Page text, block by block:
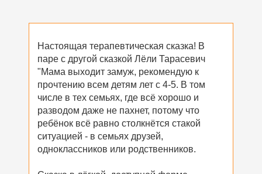
Настоящая терапевтическая сказка! В
паре с другой сказкой Лёли Тарасевич
"Мама выходит замуж, рекомендую к
прочтению всем детям лет с 4-5. В том
числе в тех семьях, где всё хорошо и
разводом даже не пахнет, потому что
ребёнок всё равно столкнётся стакой
ситуацией - в семьях друзей,
одноклассников или родственников.